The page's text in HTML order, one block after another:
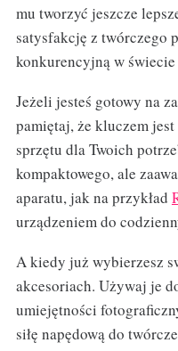
mu tworzyć jeszcze
satysfakcję z twórczego
konkurencyjną w
Jeżeli jesteś gotowy na
pamiętaj, że kluczem
sprzętu dla Twoich
kompaktowego, ale
aparatu, jak na przykład
urządzeniem do
A kiedy już wybierzesz
akcesoriach. Używaj je
umiejętności
siłę napędową do